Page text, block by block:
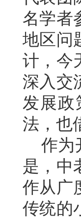
名学者
地区问
计，今
深入交
发展政
法，也
作为
是，中
作从广
传统的